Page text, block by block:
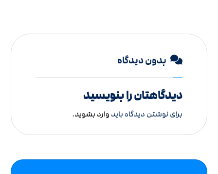
بدون دیدگاه
دیدگاهتان را بنویسید
برای نوشتن دیدگاه باید وارد بشوید.